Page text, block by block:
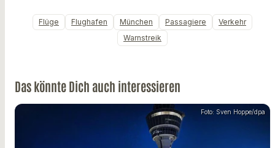
Flüge Flughafen München Passagiere
Verkehr
Warnstreik
Das könnte Dich auch interessieren
Foto: Sven Hoppe/dpa